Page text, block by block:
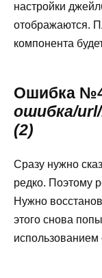
настройки
отображаются.
компонента
Ошибка
ошибка/
(2)
Сразу нужно
редко. Поэтому
Нужно
этого снова